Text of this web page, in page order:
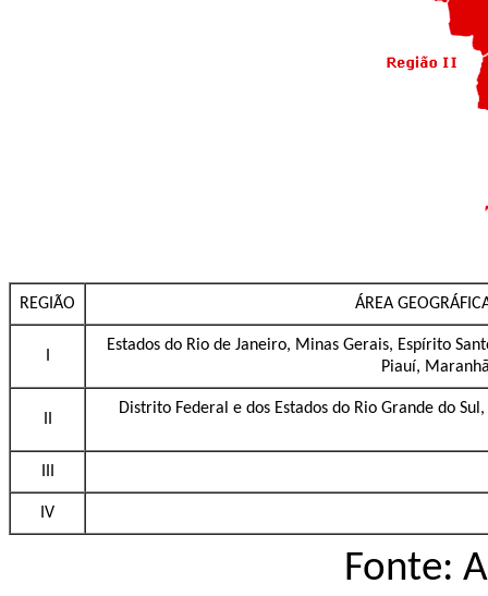
REGIÃO ÁREA
I
Estados do Rio de Janeiro, Minas Gerais, Espírito
Piauí,
II
Distrito Federal e dos Estados do Rio Grande do
III
IV
Fonte: